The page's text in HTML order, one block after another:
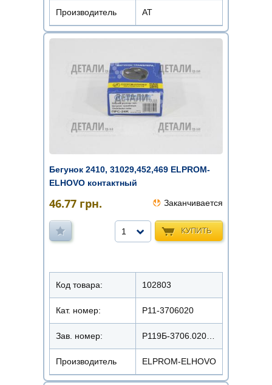
Производитель АТ
Бегунок 2410, 31029,452,469 ELPROM-
ELHOVO контактный
46.77 грн. Заканчивается
КУПИТЬ
1
Код товара: 102803
Кат. номер: Р11-3706020
Зав. номер:
Производитель ELPROM-ELHOVO